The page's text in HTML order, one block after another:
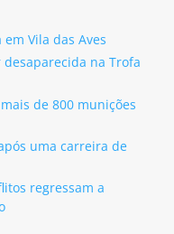
Vila das Aves
na Trofa
de 800 munições
uma carreira de
regressam a